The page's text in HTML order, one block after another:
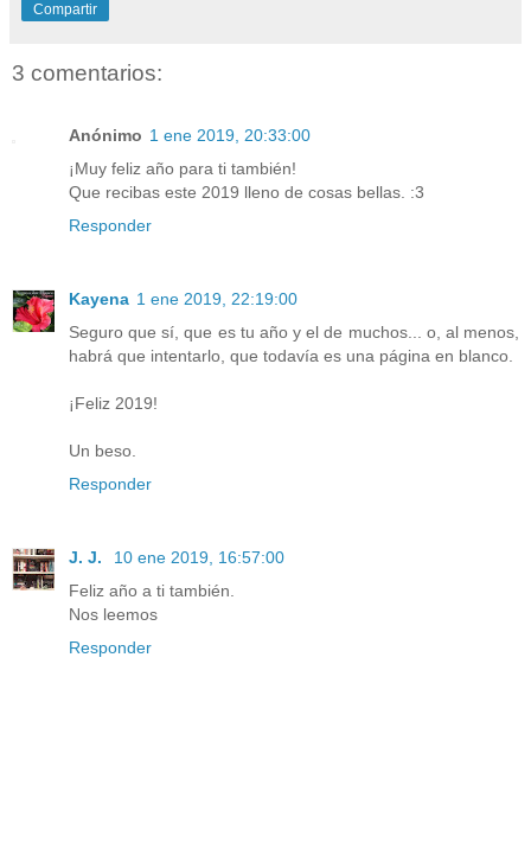
Compartir
3 comentarios:
Anónimo 1 ene 2019, 20:33:00
¡Muy feliz año para ti también!
Que recibas este 2019 lleno de cosas bellas. :3
Responder
Kayena 1 ene 2019, 22:19:00
Seguro que sí, que es tu año y el de muchos... o, al menos,
habrá que intentarlo, que todavía es una página en blanco.
¡Feliz 2019!
Un beso.
Responder
J. J.
10 ene 2019, 16:57:00
Feliz año a ti también.
Nos leemos
Responder